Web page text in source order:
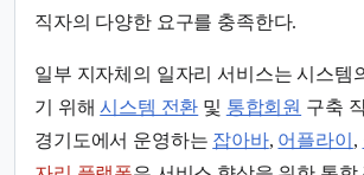
직자의 다양한 요구를 충족한다.
일부 지자체의 일자리 서비스는 시스템
기 위해시스템 전환 및 통합회원 구축
경기도에서 운영하는 잡아바, 어플라이 ,